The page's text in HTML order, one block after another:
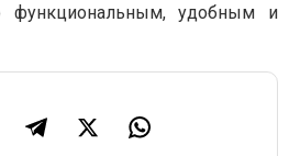
функциональным, удобным и